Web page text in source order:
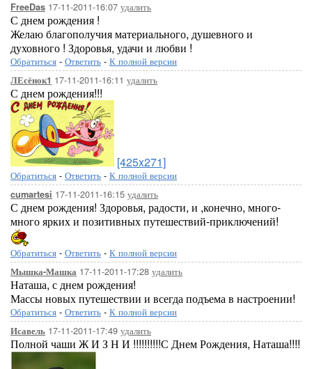
FreeDas 17-11-2011-16:07 удалить
С днем рождения !
Желаю благополучия материального, душевного и
духовного ! Здоровья, удачи и любви !
Обратиться - Ответить - К полной версии
ЛЕсёнок1 17-11-2011-16:11 удалить
С днем рождения!!!
[425x271]
Обратиться - Ответить - К полной версии
cumartesi 17-11-2011-16:15 удалить
С днем рождения! Здоровья, радости, и ,конечно, много-
много ярких и позитивных путешествий-приключений!
Обратиться - Ответить - К полной версии
Мышка-Машка 17-11-2011-17:28 удалить
Наташа, с днем рождения!
Массы новых путешествии и всегда подъема в настроении!
Обратиться - Ответить - К полной версии
Исавель 17-11-2011-17:49 удалить
Полной чаши Ж И З Н И !!!!!!!!!!С Днем Рождения, Наташа!!!!